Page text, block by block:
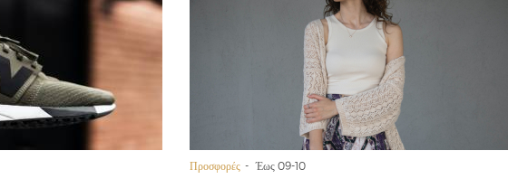
Προσφορές Έως 09-10